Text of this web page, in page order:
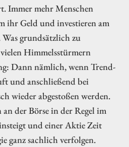
Immer mehr Menschen
ihr Geld und investieren am
grundsätzlich zu
Himmelsstürmern
Dann nämlich, wenn Trend-
und anschließend bei
wieder abgestoßen werden.
der Börse in der Regel im
und einer Aktie Zeit
ganz sachlich verfolgen.